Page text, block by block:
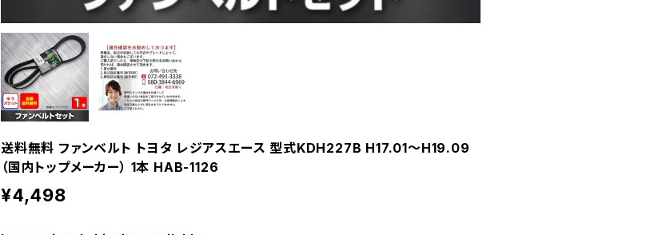
送料無料 ファンベルト トヨタ レジアスエース 型式KDH227B H17.01～H19.09
（国内トップメーカー） 1本 HAB-1126
¥4,498